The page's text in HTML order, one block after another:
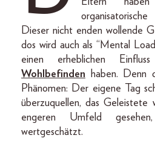
Dieser nicht enden wollende
dos wird auch als “Mental
einen erheblichen
Wohlbefinden haben. Denn
Phänomen: Der eigene Tag
überzuquellen, das Geleistete
engeren Umfeld
wertgeschätzt.